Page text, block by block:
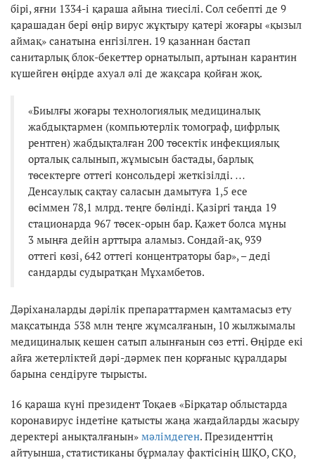
бірі, яғни 1334-і қараша айына тиесілі. Сол себепті де 9
қарашадан бері өңір вирус жұқтыру қатері жоғары «қызыл
аймақ» санатына енгізілген. 19 қазаннан бастап
санитарлық блок-бекеттер орнатылып, артынан карантин
күшейген өңірде ахуал әлі де жақсара қойған жоқ.
«Биылғы жоғары технологиялық медициналық
жабдықтармен (компьютерлік томограф, цифрлық
рентген) жабдықталған 200 төсектік инфекциялық
орталық салынып, жұмысын бастады, барлық
төсектерге оттегі консольдері жеткізілді. …
Денсаулық сақтау саласын дамытуға 1,5 есе
өсіммен 78,1 млрд. теңге бөлінді. Қазіргі таңда 19
стационарда 967 төсек-орын бар. Қажет болса мұны
3 мыңға дейін арттыра аламыз. Сондай-ақ, 939
оттегі көзі, 642 оттегі концентраторы бар», – деді
сандарды судыратқан Мұхамбетов.
Дәріханаларды дәрілік препараттармен қамтамасыз ету
мақсатында 538 млн теңге жұмсалғанын, 10 жылжымалы
медициналық кешен сатып алынғанын сөз етті. Өңірде екі
айға жетерліктей дәрі-дәрмек пен қорғаныс құралдары
барына сендіруге тырысты.
16 қараша күні президент Тоқаев «Бірқатар облыстарда
коронавирус індетіне қатысты жаңа жағдайларды жасыру
деректері анықталғанын» мәлімдеген. Президенттің
айтуынша, статистиканы бұрмалау фактісінің ШҚО, СҚО,